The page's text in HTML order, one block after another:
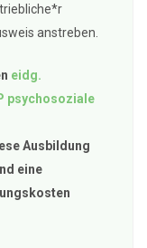
anstreben.
eidg.
psychosoziale
Ausbildung
eine